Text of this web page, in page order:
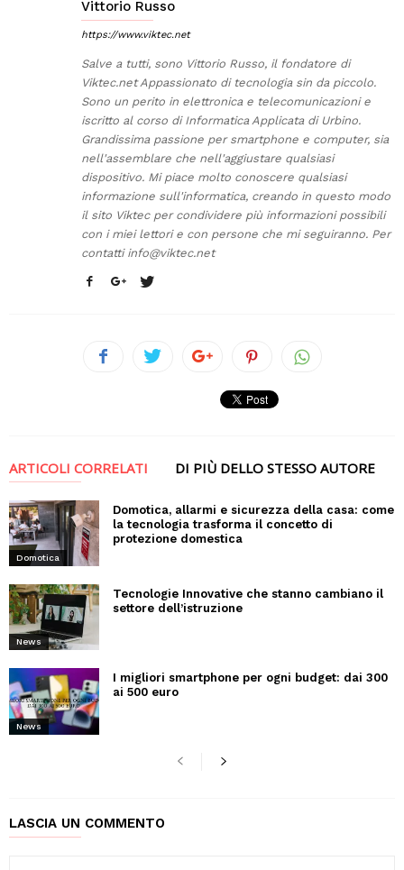
Vittorio Russo
https://www.viktec.net
Salve a tutti, sono Vittorio Russo, il fondatore di
Viktec.net Appassionato di tecnologia sin da piccolo.
Sono un perito in elettronica e telecomunicazioni e
iscritto al corso di Informatica Applicata di Urbino.
Grandissima passione per smartphone e computer, sia
nell'assemblare che nell'aggiustare qualsiasi
dispositivo. Mi piace molto conoscere qualsiasi
informazione sull'informatica, creando in questo modo
il sito Viktec per condividere più informazioni possibili
con i miei lettori e con persone che mi seguiranno. Per
contatti info@viktec.net
ARTICOLI CORRELATI DI PIÙ DELLO STESSO AUTORE
Domotica
Domotica, allarmi e sicurezza della casa: come
la tecnologia trasforma il concetto di
protezione domestica
News
Tecnologie Innovative che stanno cambiano il
settore dell’istruzione
News
I migliori smartphone per ogni budget: dai 300
ai 500 euro
LASCIA UN COMMENTO